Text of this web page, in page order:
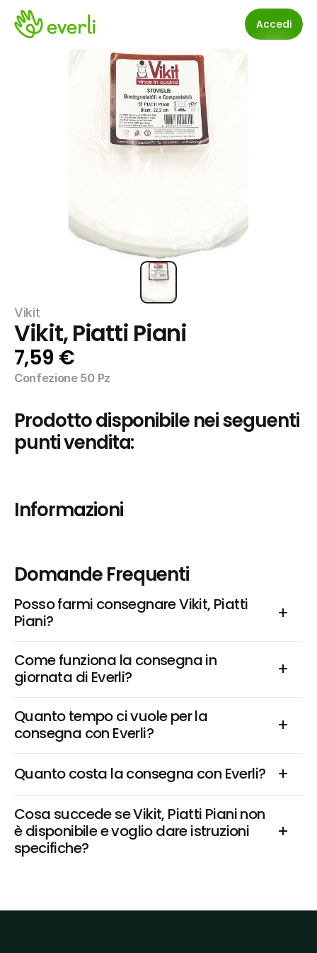
Accedi
Vikit
Vikit, Piatti Piani
7,59 €
Confezione 50 Pz
Prodotto disponibile nei seguenti
punti vendita:
Informazioni
Domande Frequenti
Posso farmi consegnare Vikit, Piatti
Piani?
Come funziona la consegna in
giornata di Everli?
Quanto tempo ci vuole per la
consegna con Everli?
Quanto costa la consegna con Everli?
Cosa succede se Vikit, Piatti Piani non
è disponibile e voglio dare istruzioni
specifiche?